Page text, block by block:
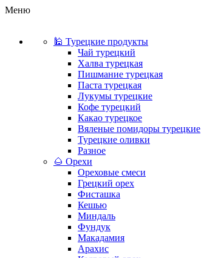
Меню
🕌 Турецкие продукты
Чай турецкий
Халва турецкая
Пишмание турецкая
Паста турецкая
Лукумы турецкие
Кофе турецкий
Какао турецкое
Вяленые помидоры турецкие
Турецкие оливки
Разное
🌰 Орехи
Ореховые смеси
Грецкий орех
Фисташка
Кешью
Миндаль
Фундук
Макадамия
Арахис